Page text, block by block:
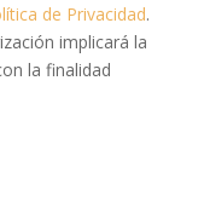
de Privacidad.
implicará la
la finalidad